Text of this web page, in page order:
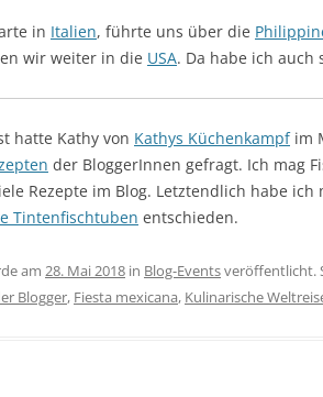
in Italien, führte uns über die
wir weiter in die USA. Da habe ich
hatte Kathy von Kathys Küchenkampfim
der BloggerInnen gefragt. Ich mag
Rezepte im Blog. Letztendlich habe
Tintenfischtuben entschieden.
am 28. Mai 2018 in Blog-Eventsveröffentlicht.
Blogger, Fiesta mexicana, Kulinarische